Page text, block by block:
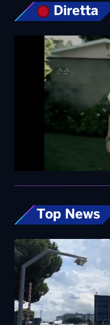
Diretta
Top News